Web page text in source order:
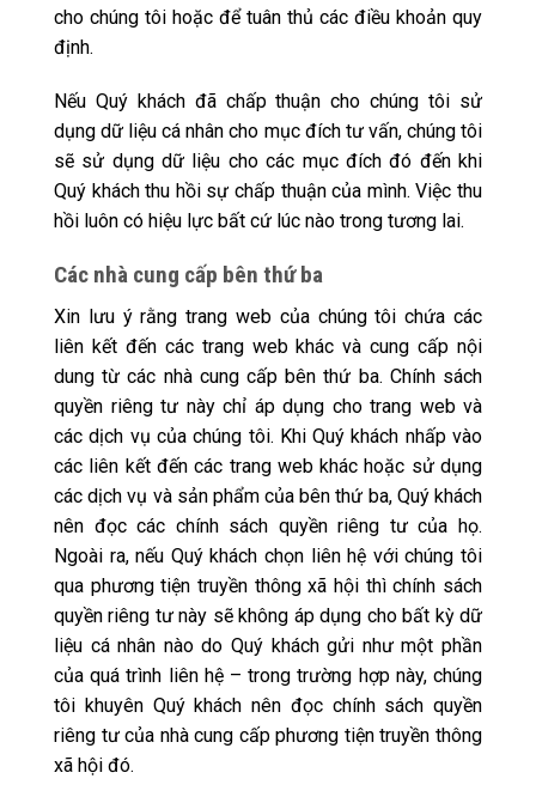
cho chúng tôi hoặc để tuân thủ các điều khoản quy
định.
Nếu Quý khách đã chấp thuận cho chúng tôi sử
dụng dữ liệu cá nhân cho mục đích tư vấn, chúng tôi
sẽ sử dụng dữ liệu cho các mục đích đó đến khi
Quý khách thu hồi sự chấp thuận của mình. Việc thu
hồi luôn có hiệu lực bất cứ lúc nào trong tương lai.
Các nhà cung cấp bên thứ ba
Xin lưu ý rằng trang web của chúng tôi chứa các
liên kết đến các trang web khác và cung cấp nội
dung từ các nhà cung cấp bên thứ ba. Chính sách
quyền riêng tư này chỉ áp dụng cho trang web và
các dịch vụ của chúng tôi. Khi Quý khách nhấp vào
các liên kết đến các trang web khác hoặc sử dụng
các dịch vụ và sản phẩm của bên thứ ba, Quý khách
nên đọc các chính sách quyền riêng tư của họ.
Ngoài ra, nếu Quý khách chọn liên hệ với chúng tôi
qua phương tiện truyền thông xã hội thì chính sách
quyền riêng tư này sẽ không áp dụng cho bất kỳ dữ
liệu cá nhân nào do Quý khách gửi như một phần
của quá trình liên hệ – trong trường hợp này, chúng
tôi khuyên Quý khách nên đọc chính sách quyền
riêng tư của nhà cung cấp phương tiện truyền thông
xã hội đó.